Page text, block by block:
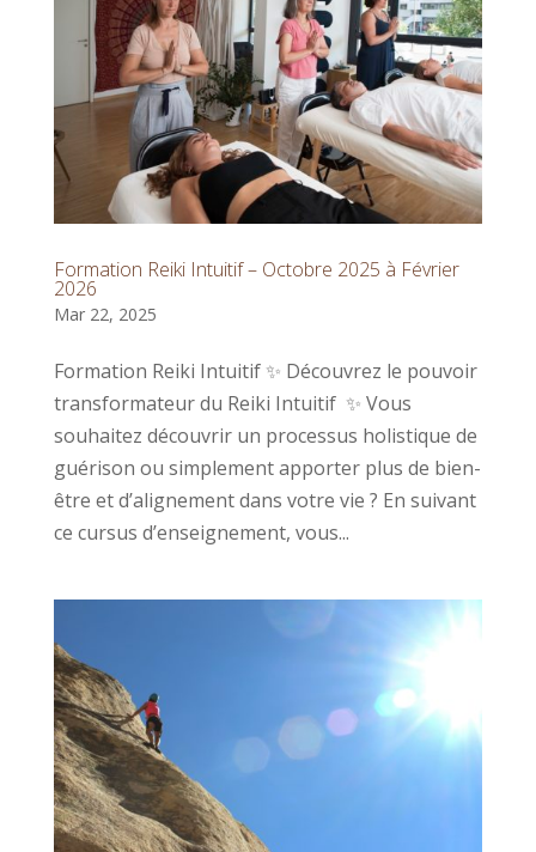
Formation Reiki Intuitif – Octobre 2025 à Février
2026
Mar 22, 2025
Formation Reiki Intuitif ✨ Découvrez le pouvoir
transformateur du Reiki Intuitif ✨ Vous
souhaitez découvrir un processus holistique de
guérison ou simplement apporter plus de bien-
être et d’alignement dans votre vie ? En suivant
ce cursus d’enseignement, vous...